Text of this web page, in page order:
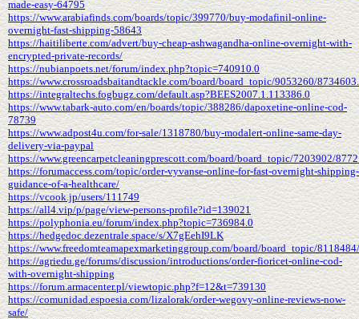
made-easy-64795
https://www.arabiafinds.com/boards/topic/399770/buy-modafinil-online-
overnight-fast-shipping-58643
https://haitiliberte.com/advert/buy-cheap-ashwagandha-online-overnight-with-
encrypted-private-records/
https://nubianpoets.net/forum/index.php?topic=740910.0
https://www.crossroadsbaitandtackle.com/board/board_topic/9053260/
https://integraltechs.fogbugz.com/default.asp?BEES2007.1.113386.0
https://www.tabark-auto.com/en/boards/topic/388286/dapoxetine-online-cod-
78739
https://www.adpost4u.com/for-sale/1318780/buy-modalert-online-same-day-
delivery-via-paypal
https://www.greencarpetcleaningprescott.com/board/board_topic/7203902/
https://forumaccess.com/topic/order-vyvanse-online-for-fast-overnight-shipping-
guidance-of-a-healthcare/
https://vcook.jp/users/111749
https://all4.vip/p/page/view-persons-profile?id=139021
https://polyphonia.eu/forum/index.php?topic=736984.0
https://hedgedoc.dezentrale.space/s/X7gEehI9LK
https://www.freedomteamapexmarketinggroup.com/board/board_topic/
https://agriedu.ge/forums/discussion/introductions/order-fioricet-online-cod-
with-overnight-shipping
https://forum.armacenter.pl/viewtopic.php?f=12&t=739130
https://comunidad.espoesia.com/lizalorak/order-wegovy-online-reviews-now-
safe/